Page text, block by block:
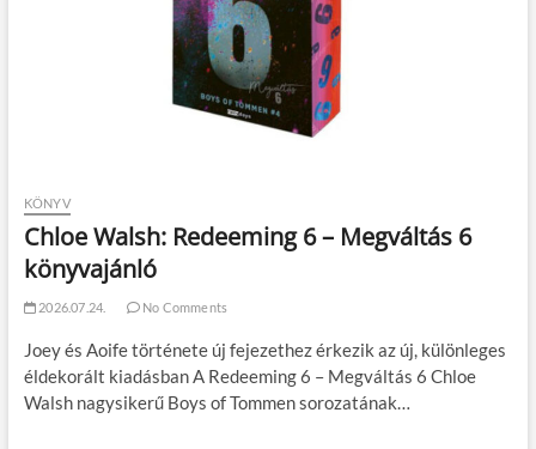
KÖNYV
Chloe Walsh: Redeeming 6 – Megváltás 6
könyvajánló
2026.07.24. No Comments
Joey és Aoife története új fejezethez érkezik az új, különleges
éldekorált kiadásban A Redeeming 6 – Megváltás 6 Chloe
Walsh nagysikerű Boys of Tommen sorozatának…